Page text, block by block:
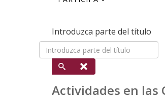
Introduzca parte del título
Actividades en las